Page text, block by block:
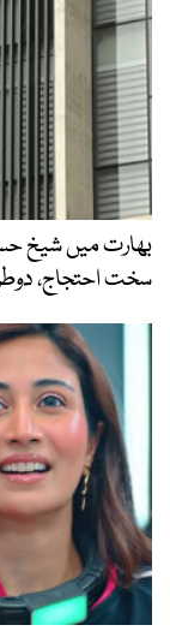
بھارت میں شیخ
سخت احتجاج،